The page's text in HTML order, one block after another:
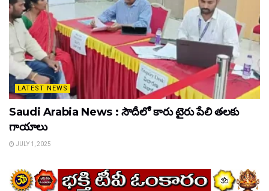
LATEST NEWS
Saudi Arabia News : సౌదీలో కారు టైరు పేలి తలకు
గాయాలు
JULY 1, 2025